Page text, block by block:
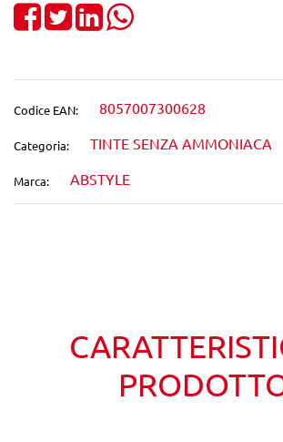
Share on Facebook
TweetShare on LinkedIn
Codice EAN: 8057007300628
Categoria: TINTE SENZA AMMONIACA
Marca: ABSTYLE